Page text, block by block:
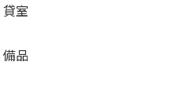
貸室
備品